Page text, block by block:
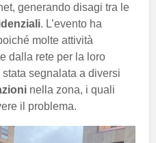
generando disagi tra le
. L’evento ha
molte attività
dalla rete per la loro
segnalata a diversi
nella zona, i quali
il problema.